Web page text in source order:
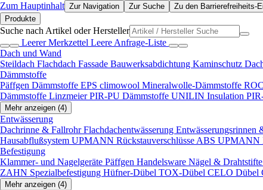
Zum Hauptinhalt Zur Navigation Zur Suche
Zu den Barrierefreiheits-
Produkte
Suche nach Artikel oder Hersteller
Leerer Merkzettel Leere Anfrage-Liste
Dach und Wand
Steildach Flachdach Fassade Bauwerksabdichtung Kaminschutz
Dämmstoffe
Päffgen Dämmstoffe EPS climowool Mineralwolle-Dämmstoffe
Dämmstoffe Linzmeier PIR-PU Dämmstoffe UNILIN Insulation
Mehr anzeigen (4)
Entwässerung
Dachrinne & FallrohrFlachdachentwässerung Entwässerungsrinnen
Hausabflußsystem UPMANN Rückstauverschlüsse ABS UPMANN
Befestigung
Klammer- und Nagelgeräte Päffgen Handelsware Nägel & Drahtstifte
ZAHN Spezialbefestigung Hüfner-Dübel TOX-Dübel CELO Dübel
Mehr anzeigen (4)